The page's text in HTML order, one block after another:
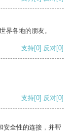
界各地的朋友。
支持[0] 反对[0]
支持[0] 反对[0]
安全性的连接，并帮